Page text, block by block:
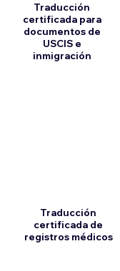
Traducción
certificada para
documentos de
USCIS e
inmigración
Traducción
certificada de
registros médicos